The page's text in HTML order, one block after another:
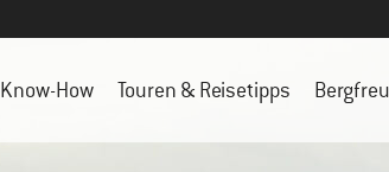
Know-How Touren & Reisetipps